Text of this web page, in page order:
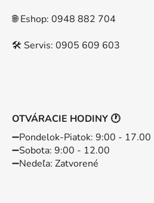
🌐 Eshop: 0948 882 704
🛠️ Servis: 0905 609 603
OTVÁRACIE HODINY 🕐
➖️Pondelok-Piatok: 9:00 - 17.00
➖️Sobota: 9:00 - 12.00
➖️Nedeľa: Zatvorené